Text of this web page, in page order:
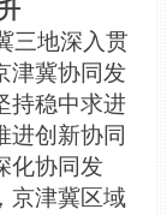
三地深入贯
津冀协同发
持稳中求进
进创新协同
化协同发
京津冀区域